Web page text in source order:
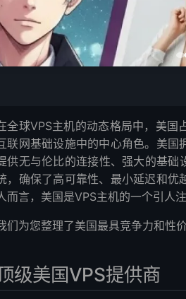
全球VPS主机的动态格局中，美国
联网基础设施中的中心角色。美国
供无与伦比的连接性、强大的基础
，确保了高可靠性、最小延迟和优
而言，美国是VPS主机的一个引人注
们为您整理了美国最具竞争力和性
级美国VPS提供商